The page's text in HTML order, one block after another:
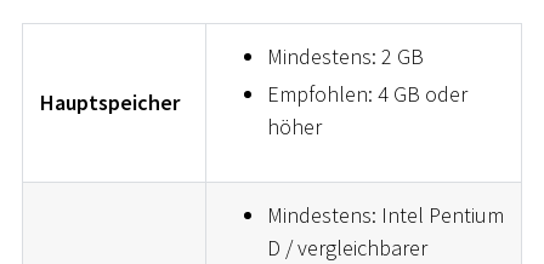
Hauptspeicher
Mindestens: 2 GB
Empfohlen: 4 GB oder
höher
Mindestens: Intel Pentium
D / vergleichbarer